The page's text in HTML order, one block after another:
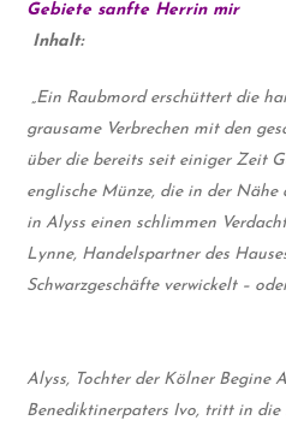
Gebiete sanfte Herrin mir
Inhalt:
„Ein Raubmord erschüttert die
grausame Verbrechen mit den
über die bereits seit einiger Zeit
englische Münze, die in der Nähe
in Alyss einen schlimmen
Lynne, Handelspartner des
Schwarzgeschäfte verwickelt –
Alyss, Tochter der Kölner Begine
Benediktinerpaters Ivo, tritt in